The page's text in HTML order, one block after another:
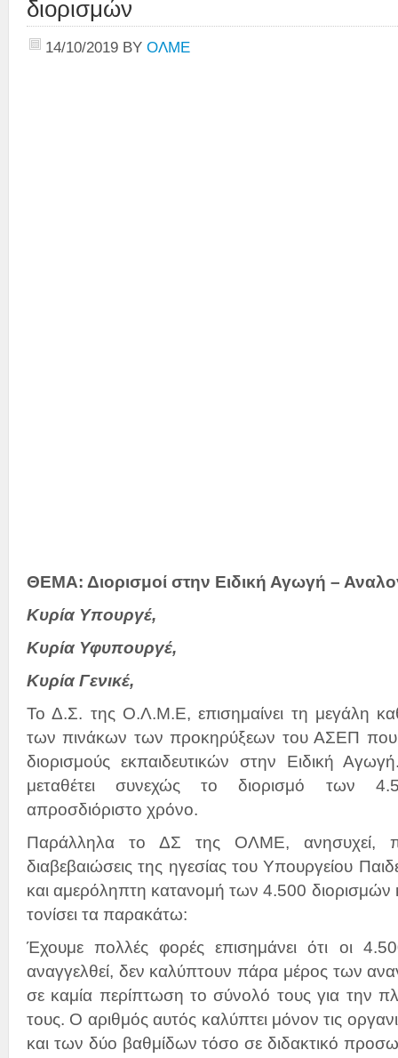
διορισμών
14/10/2019 BY ΟΛΜΕ
ΘΕΜΑ: Διορισμοί στην Ειδική Αγωγή –
Κυρία Υπουργέ,
Κυρία Υφυπουργέ,
Κυρία Γενικέ,
Το Δ.Σ. της Ο.Λ.Μ.Ε, επισημαίνει τη μεγάλη
των πινάκων των προκηρύξεων του ΑΣΕΠ που
διορισμούς εκπαιδευτικών στην Ειδική
μεταθέτει συνεχώς το διορισμό των
απροσδιόριστο χρόνο.
Παράλληλα το ΔΣ της ΟΛΜΕ, ανησυχεί,
διαβεβαιώσεις της ηγεσίας του Υπουργείου
και αμερόληπτη κατανομή των 4.500 διορισμών
τονίσει τα παρακάτω:
Έχουμε πολλές φορές επισημάνει ότι οι
αναγγελθεί, δεν καλύπτουν πάρα μέρος των
σε καμία περίπτωση το σύνολό τους για την
τους. Ο αριθμός αυτός καλύπτει μόνον τις
και των δύο βαθμίδων τόσο σε διδακτικό